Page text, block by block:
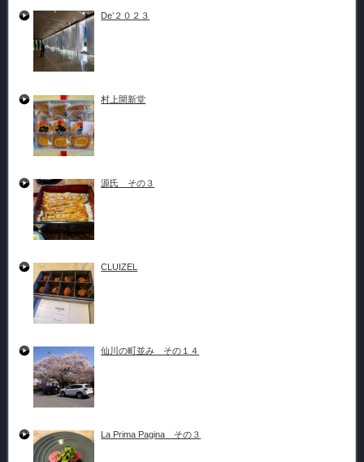
De’２０２３
村上開新堂
源氏 その３
CLUIZEL
仙川の町並み その１４
La Prima Pagina その３